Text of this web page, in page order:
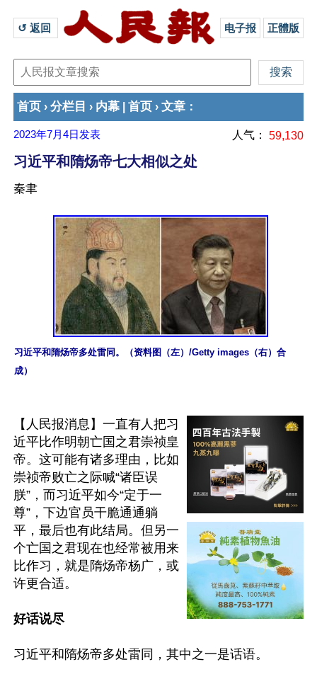
↺ 返回 电子报 正體版
首页 › 分栏目 › 内幕 首页 › 文章 ：
2023年7月4日 发表 人气： 59,130
习近平和隋炀帝七大相似之处
秦聿
习近平和隋炀帝多处雷同。（资料图（左）/Getty images（右）合
成）
【人民报消息】一直有人把习
近平比作明朝亡国之君崇祯皇
帝。这可能有诸多理由，比如
崇祯帝败亡之际喊“诸臣误
朕”，而习近平如今“定于一
尊”，下边官员干脆通通躺
平，最后也有此结局。但另一
个亡国之君现在也经常被用来
比作习，就是隋炀帝杨广，或
许更合适。
好话说尽
习近平和隋炀帝多处雷同，其中之一是话语。